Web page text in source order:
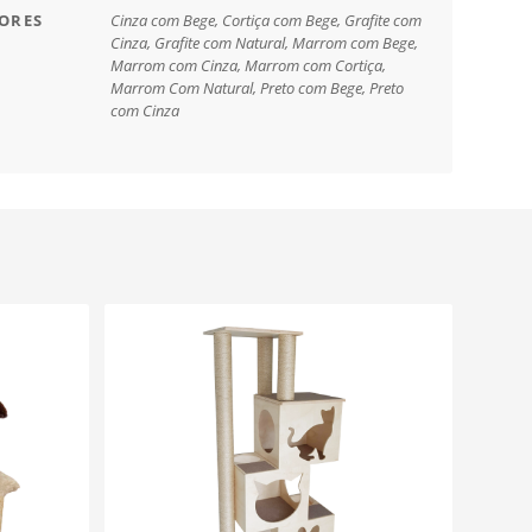
Cinza com Bege, Cortiça com Bege, Grafite com
Cinza, Grafite com Natural,Marrom com Bege,
Marrom com Cinza,Marrom com Cortiça,
Marrom Com Natural,Preto com Bege,Preto
com Cinza